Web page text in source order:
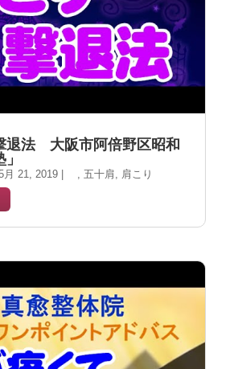
退法 大阪市阿倍野区昭和
月 21, 2019| 五十肩 肩こり